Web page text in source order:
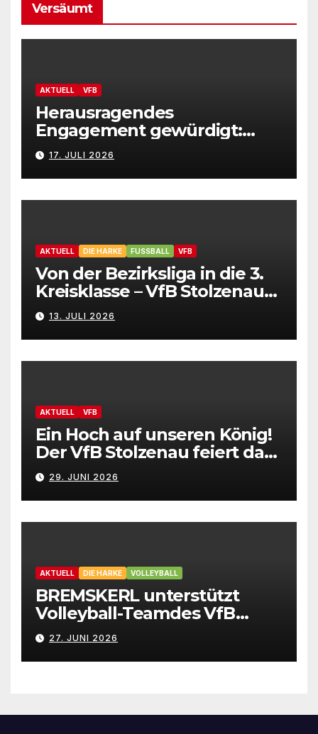
Versäumt
AKTUELL VFB
Herausragendes
Engagement gewürdigt:
Marion Hahn ist
Ehrenamtliche des Jahres
2025 der Gemeinde
Stolzenau!
17. JULI 2026
AKTUELL DIE HARKE FUSSBALL VFB
Von der Bezirksliga in die 3.
Kreisklasse – VfB Stolzenau
präsentiert Neuzugänge
13. JULI 2026
AKTUELL VFB
Ein Hoch auf unseren König!
Der VfB Stolzenau feiert das
Schützenfest 2026
29. JUNI 2026
AKTUELL DIE HARKE VOLLEYBALL
BREMSKERL unterstützt
Volleyball-Teamdes VfB
Stolzenau mit neuen Trikots
27. JUNI 2026